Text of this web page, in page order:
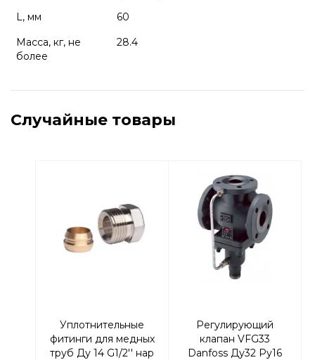
L, мм
60
Масса, кг, не
более
28.4
Случайные товары
Уплотнительные
фитинги для медных
труб Ду 14 G1/2'' нар
Регулирующий
клапан VFG33
Danfoss Ду32 Ру16